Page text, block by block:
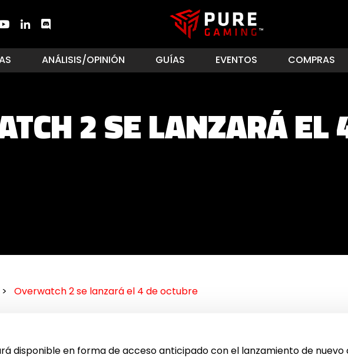
ANÁLISIS/OPINIÓN GUÍAS EVENTOS COMPRAS
2 SE LANZARÁ EL
Overwatch 2 se lanzará el 4 de octubre
disponible en forma de acceso anticipado con el lanzamiento de